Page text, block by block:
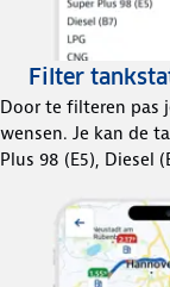
Filter
Door te filteren pas
wensen. Je kan de
Plus 98 (E5), Diesel